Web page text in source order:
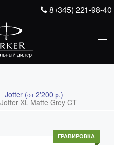
8 (345) 221-98-40
Jotter (от 2'200 р.)
XL Matte Grey CT
ГРАВИРОВКА